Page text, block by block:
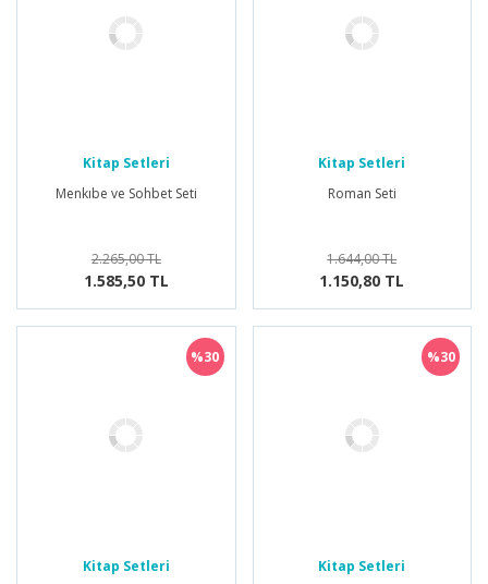
Kitap Setleri
Menkıbe ve Sohbet Seti
2.265,00 TL
1.585,50 TL
Kitap Setleri
Roman Seti
1.644,00 TL
1.150,80 TL
%30
Kitap Setleri
%30
Kitap Setleri